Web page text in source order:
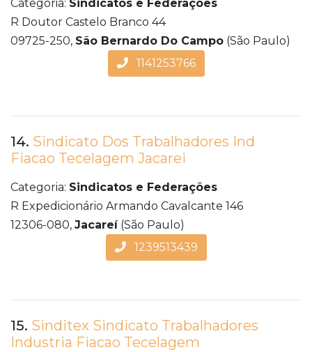
Categoria: Sindicatos e Federações
R Doutor Castelo Branco 44
09725-250, São Bernardo Do Campo (São Paulo)
1141253766
14. Sindicato Dos Trabalhadores Ind
Fiacao Tecelagem Jacarei
Categoria: Sindicatos e Federações
R Expedicionário Armando Cavalcante 146
12306-080, Jacareí(São Paulo)
1239513439
15. Sinditex Sindicato Trabalhadores
Industria Fiacao Tecelagem